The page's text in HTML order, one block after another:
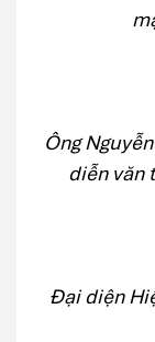
Ông
diễn văn
Đại diện